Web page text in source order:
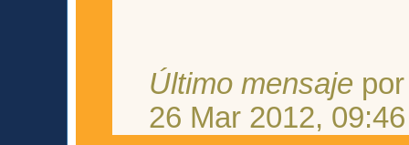
Último mensaje
26 Mar 2012, 09:46